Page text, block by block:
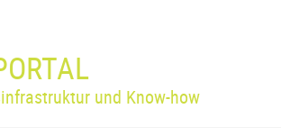
und Know-how